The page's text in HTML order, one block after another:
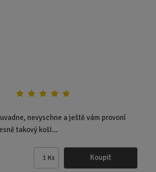
nevyschne a ještě vám provoní
takový koší...
Z
Ks Koupit